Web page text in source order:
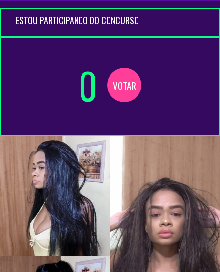
ESTOU PARTICIPANDO DO CONCURSO
0 VOTAR